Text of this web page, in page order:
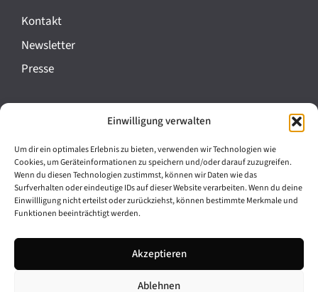
Einwilligung verwalten
Um dir ein optimales Erlebnis zu bieten, verwenden wir Technologien wie
Cookies, um Geräteinformationen zu speichern und/oder darauf zuzugreifen.
Wenn du diesen Technologien zustimmst, können wir Daten wie das
Surfverhalten oder eindeutige IDs auf dieser Website verarbeiten. Wenn du deine
Einwillligung nicht erteilst oder zurückziehst, können bestimmte Merkmale und
Funktionen beeinträchtigt werden.
Akzeptieren
Ablehnen
Kontakt
Newsletter
Presse
Cookie-Richtlinie (EU)
Barrierefreiheit